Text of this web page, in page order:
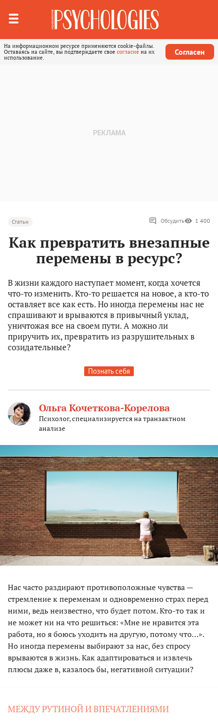
На информационном ресурсе применяются cookie-файлы.
Оставаясь на сайте, вы подтверждаете свое согласие на их
использование.
Согласен
Статьи Обсудить 1 400
Как превратить внезапные
перемены в ресурс?
В жизни каждого наступает момент, когда хочется
что-то изменить. Кто-то решается на новое, а кто-то
оставляет все как есть. Но иногда перемены нас не
спрашивают и врываются в привычный уклад,
уничтожая все на своем пути. А можно ли
приручить их, превратить из разрушительных в
созидательные?
Познать себя
Ольга Кочеткова-Корелова
Психолог, специализируется на транзактном
анализе
Нас часто раздирают противоположные чувства —
стремление к переменам и одновременно страх перед
ними, ведь неизвестно, что будет потом. Кто-то так и
не может ни на что решиться: «Мне не нравится эта
работа, но я боюсь уходить на другую, потому что…».
Но иногда перемены выбирают за нас, без спросу
врываются в жизнь. Как адаптироваться и извлечь
плюсы даже в, казалось бы, негативной ситуации?
МЕЖДУ РУТИНОЙ И ВПЕЧАТЛЕНИЯМИ